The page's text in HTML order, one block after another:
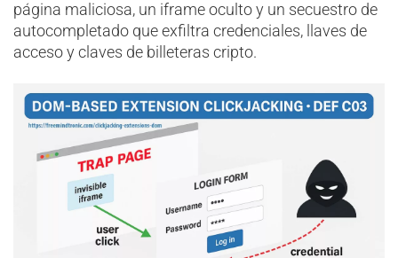
página maliciosa, un iframe oculto y un secuestro de
autocompletado que exfiltra credenciales, llaves de
acceso y claves de billeteras cripto.